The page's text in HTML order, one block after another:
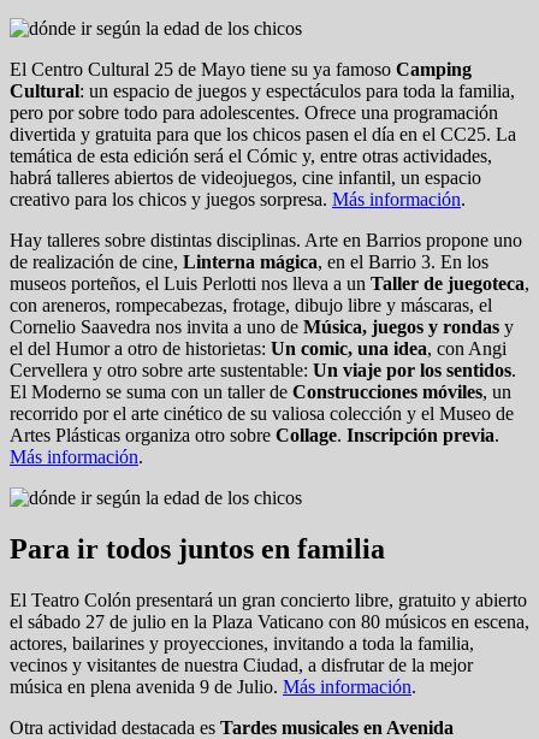
El Centro Cultural 25 de Mayo tiene su ya famoso Camping
Cultural: un espacio de juegos y espectáculos para toda la familia,
pero por sobre todo para adolescentes. Ofrece una programación
divertida y gratuita para que los chicos pasen el día en el CC25. La
temática de esta edición será el Cómic y, entre otras actividades,
habrá talleres abiertos de videojuegos, cine infantil, un espacio
creativo para los chicos y juegos sorpresa. Más información.
Hay talleres sobre distintas disciplinas. Arte en Barrios propone uno
de realización de cine, Linterna mágica, en el Barrio 3. En los
museos porteños, el Luis Perlotti nos lleva a un Taller de juegoteca,
con areneros, rompecabezas, frotage, dibujo libre y máscaras, el
Cornelio Saavedra nos invita a uno de Música, juegos y rondas y
el del Humor a otro de historietas: Un comic, una idea, con Angi
Cervellera y otro sobre arte sustentable: Un viaje por los sentidos.
El Moderno se suma con un taller de Construcciones móviles, un
recorrido por el arte cinético de su valiosa colección y el Museo de
Artes Plásticas organiza otro sobre Collage. Inscripción previa.
Más información.
Para ir todos juntos en familia
El Teatro Colón presentará un gran concierto libre, gratuito y abierto
el sábado 27 de julio en la Plaza Vaticano con 80 músicos en escena,
actores, bailarines y proyecciones, invitando a toda la familia,
vecinos y visitantes de nuestra Ciudad, a disfrutar de la mejor
música en plena avenida 9 de Julio. Más información.
Otra actividad destacada es Tardes musicales en Avenida